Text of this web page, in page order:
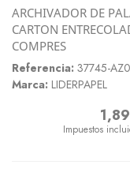
ARCHIVADOR DE
CARTON
COMPRES
Referencia: 37745-
Marca: LIDERPAPEL
Impuestos